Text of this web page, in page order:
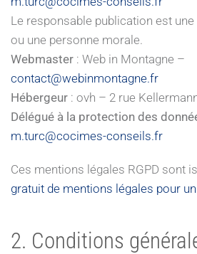
Le responsable publication est
ou une personne morale.
Webmaster : Web in Montagne –
contact@webinmontagne.fr
Hébergeur : ovh – 2 rue
Délégué à la protection des
m.turc@cocimes-conseils.fr
Ces mentions légales RGPD sont
gratuit de mentions légales pour
2. Conditions